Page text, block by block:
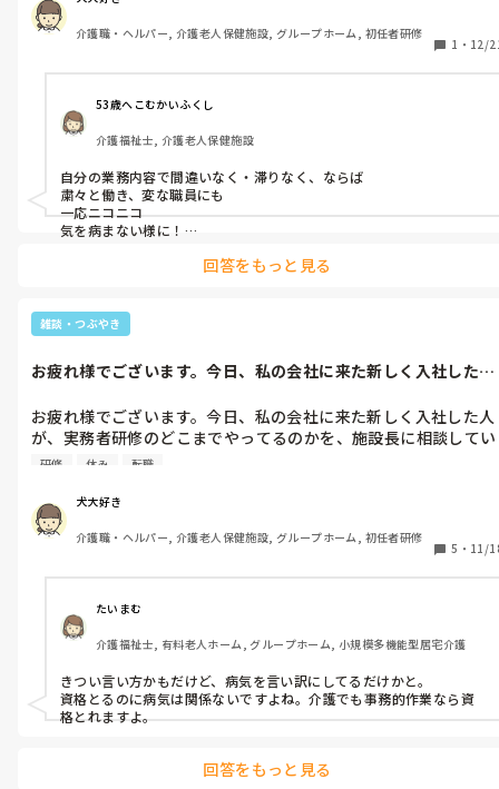
あかぎれです。肌めちゃくちゃ弱いんですよ。
はい、めちゃくちゃ痛いです。消毒とか悲鳴あげますもん。ここ
の消毒、触れるとどうなるの、
もう、心の中でもの凄い悲鳴あげてますよ。
大変だねー。
あはは🤣、ありがとうございます。
そして、その利用者が下に降りてきた時、私にとって、皮膚科で
も処方されているゲンタシン軟骨と、バンドエイドを、何枚か持
って来てくれて、少しもらい返そうとしたら、
良いよ、あげる。
よかった。あげると言われて、
ありがとうございます。実際にゲンタシン軟膏は、皮膚科で貰っ
ている薬です。
に、起こしに行く時、リネン交換ついでに行ってくると伝えて、
わかったと優しく言ってたのに、施設長にちくってるし、施設長
には叱られるし、何が自分だけが、目の敵にされてるみたいで、
嫌になっちゃったーなー。
何か、鬱になりそう。大人しくて余りもの言えない性格だから、
辞めたくなるよね。サービス実施記録にしても、一番失敗が多い
かもしれんけど、自分だけじゃないし。最近思うよね。大人しい
から目の仇にされやすいのかなって。
愚痴って、すいませんでした。私よりも、沢山話してる人は、い
ら、余り話してないはずだが。
辞めよっかなーと、つくづく思うよね、こういうときってさー。
介護職・ヘルパー, 介護老人保健施設, グループホーム, 初任者研修
1 ・ 12/
53歳へこむかいふくし
介護福祉士, 介護老人保健施設
自分の業務内容で間違いなく・滞りなく、ならば
粛々と働き、変な職員にも
一応ニコニコ
気を病まない様に！
回答をもっと見る
雑談・つぶやき
お疲れ様でございます。今日、私の会社に来た新しく入社した人
お疲れ様でございます。今日、私の会社に来た新しく入社した人
が、実務者研修のどこまでやってるのかを、施設長に相談してい
た。まだ来て1ヶ月経っていないと思う。まー取るならいいかー
私は、実務者研修取りたかったなーと、初任者研修を取る時は思
い描いてたけど、持病の足の病が、先天性膝蓋骨亜脱臼から、変
形性膝関節症に進行してしまった。整形外科ドクターと、理学療
法士に、実務者研修、最低でも取りたいなーというと、実務者研
修のスクーリングに通うならば、病院に来る回数を増やしてほし
い。それに休みの日は、仕事上、トランスもきついだろうから、
できるだけ休みの日は安静にしてほしい、明らかに、仕事の影響
で、変形性膝関節症に進んでしまった事と、変形性膝関節症が進
行性というのはわかってるだろうし。
研修 休み 転職
犬大好き
介護職・ヘルパー, 介護老人保健施設, グループホーム, 初任者研修
5 ・ 11/
たいまむ
介護福祉士, 有料老人ホーム, グループホーム, 小規模多機能型居宅介護
きつい言い方かもだけど、病気を言い訳にしてるだけかと。
資格とるのに病気は関係ないですよね。介護でも事務的作業なら資
格とれますよ。
回答をもっと見る